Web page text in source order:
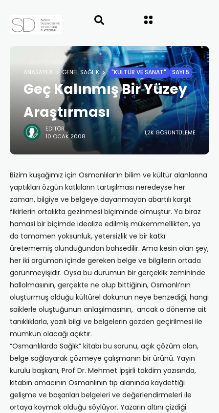
ANASAYFA GENEL SAĞLIK "KÜLTÜR VE SANAT" SAYI 5
Geç Kalınmış Bir Yüzey
Araştırması
EDITÖR
10 OCAK 2008
1,2K GÖRÜNTÜLEME
Bizim kuşağımız için Osmanlılar’ın bilim ve kültür alanlarına
yaptıkları özgün katkıların tartışılması neredeyse her
zaman, bilgiye ve belgeye dayanmayan abartılı karşıt
fikirlerin ortalıkta gezinmesi biçiminde olmuştur. Ya biraz
hamasi bir biçimde idealize edilmiş mükemmellikten, ya
da tamamen yoksunluk, yetersizlik ve bir katkı
üretememiş olunduğundan bahsedilir. Ama kesin olan şey,
her iki argüman içinde gereken belge ve bilgilerin ortada
görünmeyişidir. Oysa bu durumun bir gerçeklik zemininde
hallolmasının, gerçekte ne olup bittiğinin, Osmanlı’nın
oluşturmuş olduğu kültürel dokunun neye benzediği, hangi
saiklerle oluştuğunun anlaşılmasının, ancak o döneme ait
tanıklıklarla, yazılı bilgi ve belgelerin gözden geçirilmesi ile
mümkün olacağı açıktır.
“Osmanlılarda Sağlık” kitabı bu sorunu, açık çözüm olan,
belge sağlayarak çözmeye çalışmanın bir ürünü. Yayın
kurulu başkanı, Prof Dr. Mehmet İpşirli takdim yazısında,
kitabın amacının Osmanlının tıp alanında kaydettiği
gelişme ve başarıları belgeleri ve değerlendirmeleri ile
ortaya koymak olduğu söylüyor. Yazarın altını çizdiği